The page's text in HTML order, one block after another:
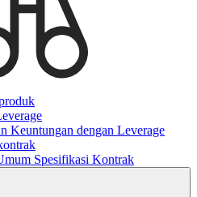
Keuntungan dengan Leverage
Spesifikasi Kontrak